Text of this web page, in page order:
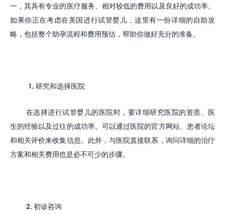
一，其具有专业的医疗服务、相对较低的费用以及良好的成功率。
如果你正在考虑在美国进行试管婴儿，这里有一份详细的自助攻
略，包括整个助孕流程和费用预估，帮助你做好充分的准备。
1. 研究和选择医院
在选择进行试管婴儿的医院时，要详细研究医院的资质、医
生的经验以及过往的成功率。可以通过医院的官方网站、患者论坛
和相关评价来收集信息。此外，与医院直接联系，询问详细的治疗
方案和相关费用也是必不可少的步骤。
2. 初诊咨询